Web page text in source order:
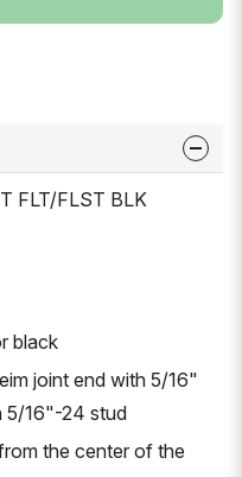
FLT/FLST BLK
black
joint end with 5/16"
5/16"-24 stud
the center of the